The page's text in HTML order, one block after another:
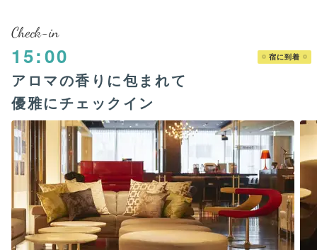
Check-in
15:00 宿に到着
アロマの香りに包まれて
優雅にチェックイン